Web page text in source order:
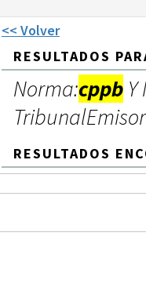
<< Volver
RESULTADOS
Norma:cppb
RESULTADOS